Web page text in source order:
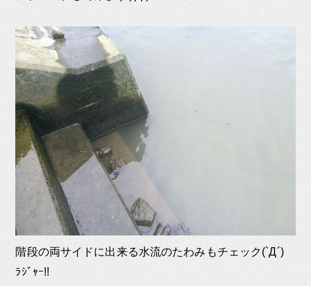
階段の両サイドに出来る水流のたわみもチェック(`Д´)ゞ
ﾗｼﾞｬｰ!!